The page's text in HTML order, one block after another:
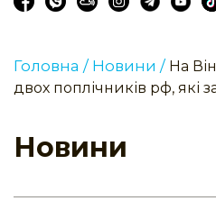
Головна / Новини / На
двох поплічників рф, які
Новини